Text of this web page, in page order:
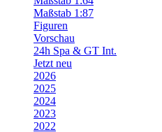
Maßstab 1:87
Figuren
Vorschau
24h Spa & GT Int.
Jetzt neu
2026
2025
2024
2023
2022